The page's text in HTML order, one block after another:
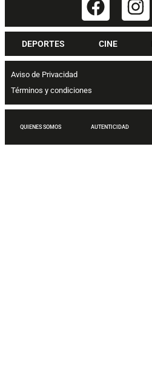
DEPORTES CINE
Aviso de Privacidad
Términos y condiciones
QUIENES SOMOS AUTENTICIDAD